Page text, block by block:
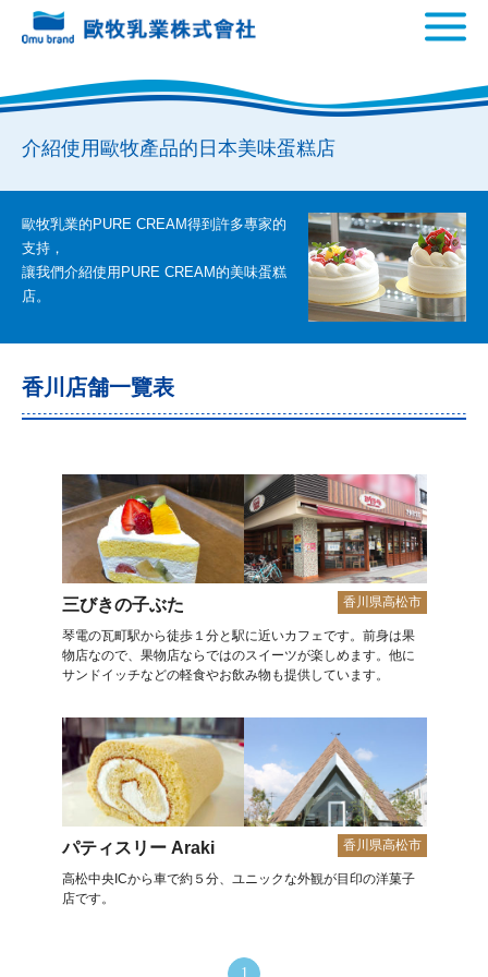
介紹使用歐牧產品的日本美味蛋糕店
歐牧乳業的PURE CREAM得到許多專家的
支持，
讓我們介紹使用PURE CREAM的美味蛋糕
店。
香川店舗一覽表
三びきの子ぶた 香川県高松市
琴電の瓦町駅から徒歩１分と駅に近いカフェです。前身は果
物店なので、果物店ならではのスイーツが楽しめます。他に
サンドイッチなどの軽食やお飲み物も提供しています。
パティスリー Araki 香川県高松市
高松中央ICから車で約５分、ユニックな外観が目印の洋菓子
店です。
1